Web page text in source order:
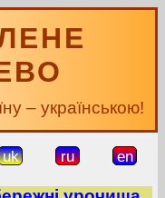
– українською!
uk ru en